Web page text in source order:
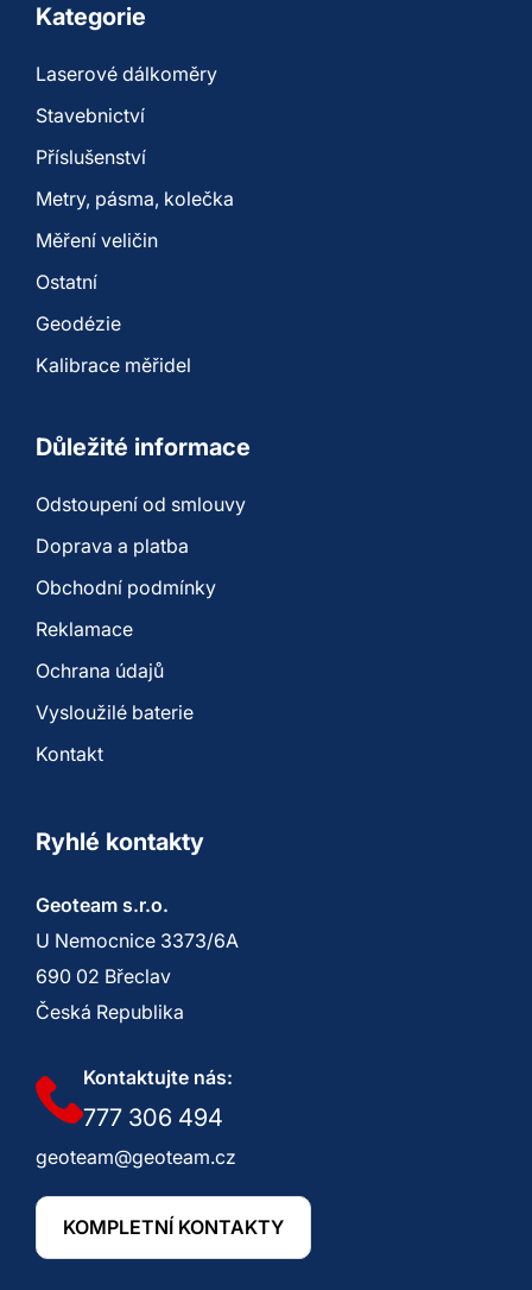
Kategorie
Laserové dálkoměry
Stavebnictví
Příslušenství
Metry, pásma, kolečka
Měření veličin
Ostatní
Geodézie
Kalibrace měřidel
Důležité informace
Odstoupení od smlouvy
Doprava a platba
Obchodní podmínky
Reklamace
Ochrana údajů
Vysloužilé baterie
Kontakt
Ryhlé kontakty
Geoteam s.r.o.
U Nemocnice 3373/6A
690 02 Břeclav
Česká Republika
Kontaktujte nás:
777 306 494
geoteam@geoteam.cz
KOMPLETNÍ KONTAKTY